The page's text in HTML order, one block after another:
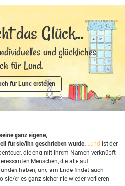
das Glück...
und glückliches
für Lund.
für Lund erstellen
ganz eigene,
für sie/ihn geschrieben wurde. Lund ist der
die eng mit ihrem Namen verknüpft
Menschen, die alle auf
haben, und am Ende findet auch
sie/er es ganz sicher nie wieder verlieren